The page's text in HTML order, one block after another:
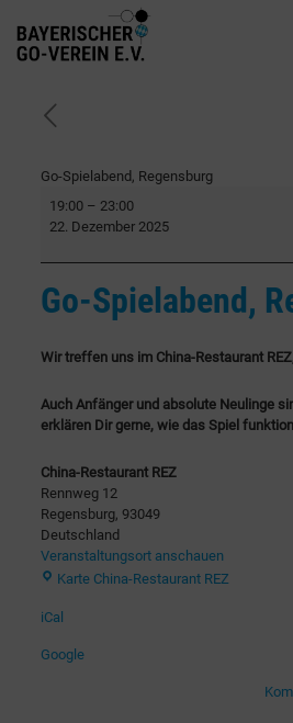
Go-Spielabend, Regensburg
19:00 – 23:00
22. Dezember 2025
Go-Spielabend,
Wir treffen uns im China-Restaurant
Auch Anfänger und absolute Neulinge
erklären Dir gerne, wie das Spiel
China-Restaurant REZ
Rennweg 12
Regensburg, 93049
Deutschland
Veranstaltungsort anschauen
KarteChina-Restaurant REZ
iCal
Google